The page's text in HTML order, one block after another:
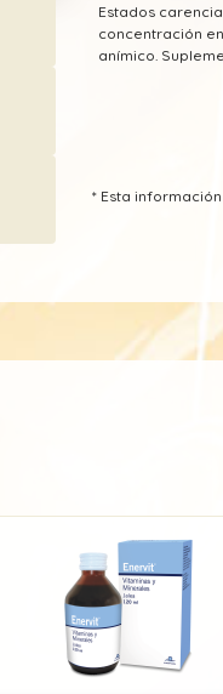
Estados
concentración
anímico.
* Esta